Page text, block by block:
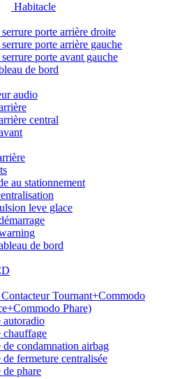
Habitacle
porte arrière droite
porte arrière gauche
porte avant gauche
de bord
audio
central
au stationnement
leve glace
de bord
Tournant+Commodo
Phare)
autoradio
chauffage
de condamnation airbag
fermeture centralisée
de phare